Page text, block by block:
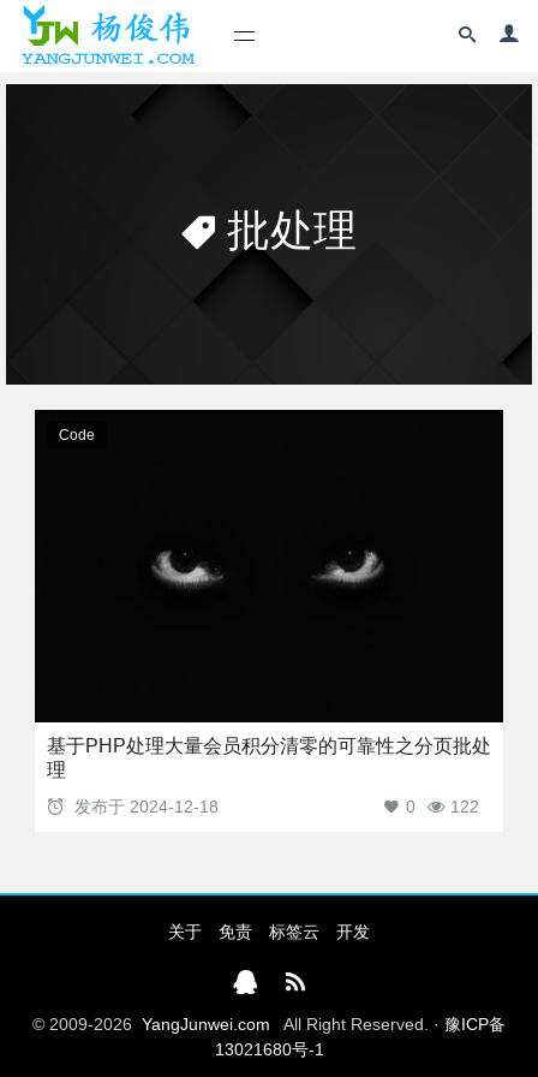
批处理
Code
基于PHP处理大量会员积分清零的可靠性之分页批处
理
发布于 2024-12-18 122
0
关于 免责 标签云 开发
© 2009-2026 YangJunwei.com All Right Reserved. · 豫ICP备
13021680号-1